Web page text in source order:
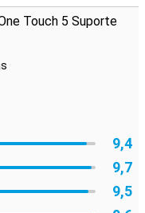
Touch 5 Suporte
9,4
9,7
9,5